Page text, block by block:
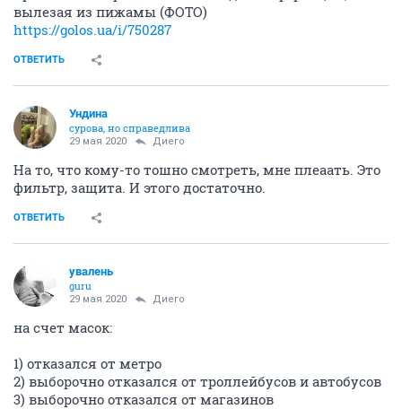
вылезая из пижамы (ФОТО)
https://golos.ua/i/750287
ОТВЕТИТЬ
Ундинa
сурова, но справедлива
29 мая 2020 Диего
На то, что кому-то тошно смотреть, мне плеаать. Это
фильтр, защита. И этого достаточно.
ОТВЕТИТЬ
увалень
guru
29 мая 2020 Диего
на счет масок:
1) отказался от метро
2) выборочно отказался от троллейбусов и автобусов
3) выборочно отказался от магазинов